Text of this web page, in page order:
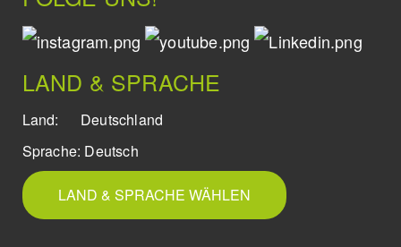
LAND & SPRACHE
Land:
Deutschland
Sprache: Deutsch
LAND & SPRACHE WÄHLEN